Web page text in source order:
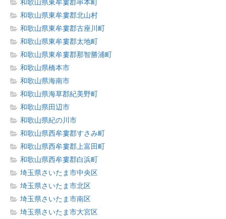
和歌山県東牟婁郡串本町
和歌山県東牟婁郡北山村
和歌山県東牟婁郡古座川町
和歌山県東牟婁郡太地町
和歌山県東牟婁郡那智勝浦町
和歌山県橋本市
和歌山県海南市
和歌山県海草郡紀美野町
和歌山県田辺市
和歌山県紀の川市
和歌山県西牟婁郡すさみ町
和歌山県西牟婁郡上富田町
和歌山県西牟婁郡白浜町
埼玉県さいたま市中央区
埼玉県さいたま市北区
埼玉県さいたま市南区
埼玉県さいたま市大宮区